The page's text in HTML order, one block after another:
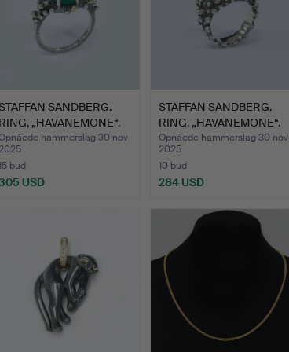
SANDBERG.
„HAVANEMONE“.
hammerslag 30 nov
bud
USD
STAFFAN SANDBERG.
RING, „HAVANEMONE“.
Opnåede hammerslag 30 nov
2025
10 bud
284 USD